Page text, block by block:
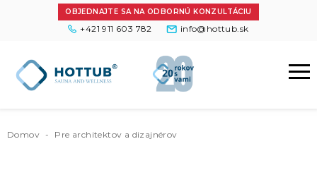
OBJEDNAJTE SA NA ODBORNÚ KONZULTÁCIU
+421 911 603 782 info@hottub.sk
Domov - Pre architektov a dizajnérov